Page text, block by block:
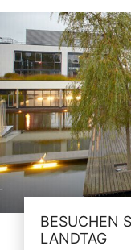
BESUCHEN
LANDTAG